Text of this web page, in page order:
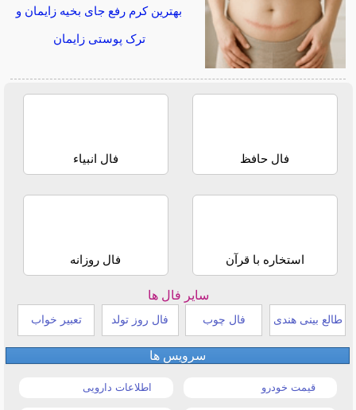
بهترین کرم رفع جای بخیه زایمان و
ترک پوستی زایمان
فال حافظ فال انبیاء
استخاره با قرآن فال روزانه
سایر فال ها
طالع بینی هندی فال چوب فال روز تولد تعبیر خواب
سرویس ها
قیمت خودرو اطلاعات دارویی